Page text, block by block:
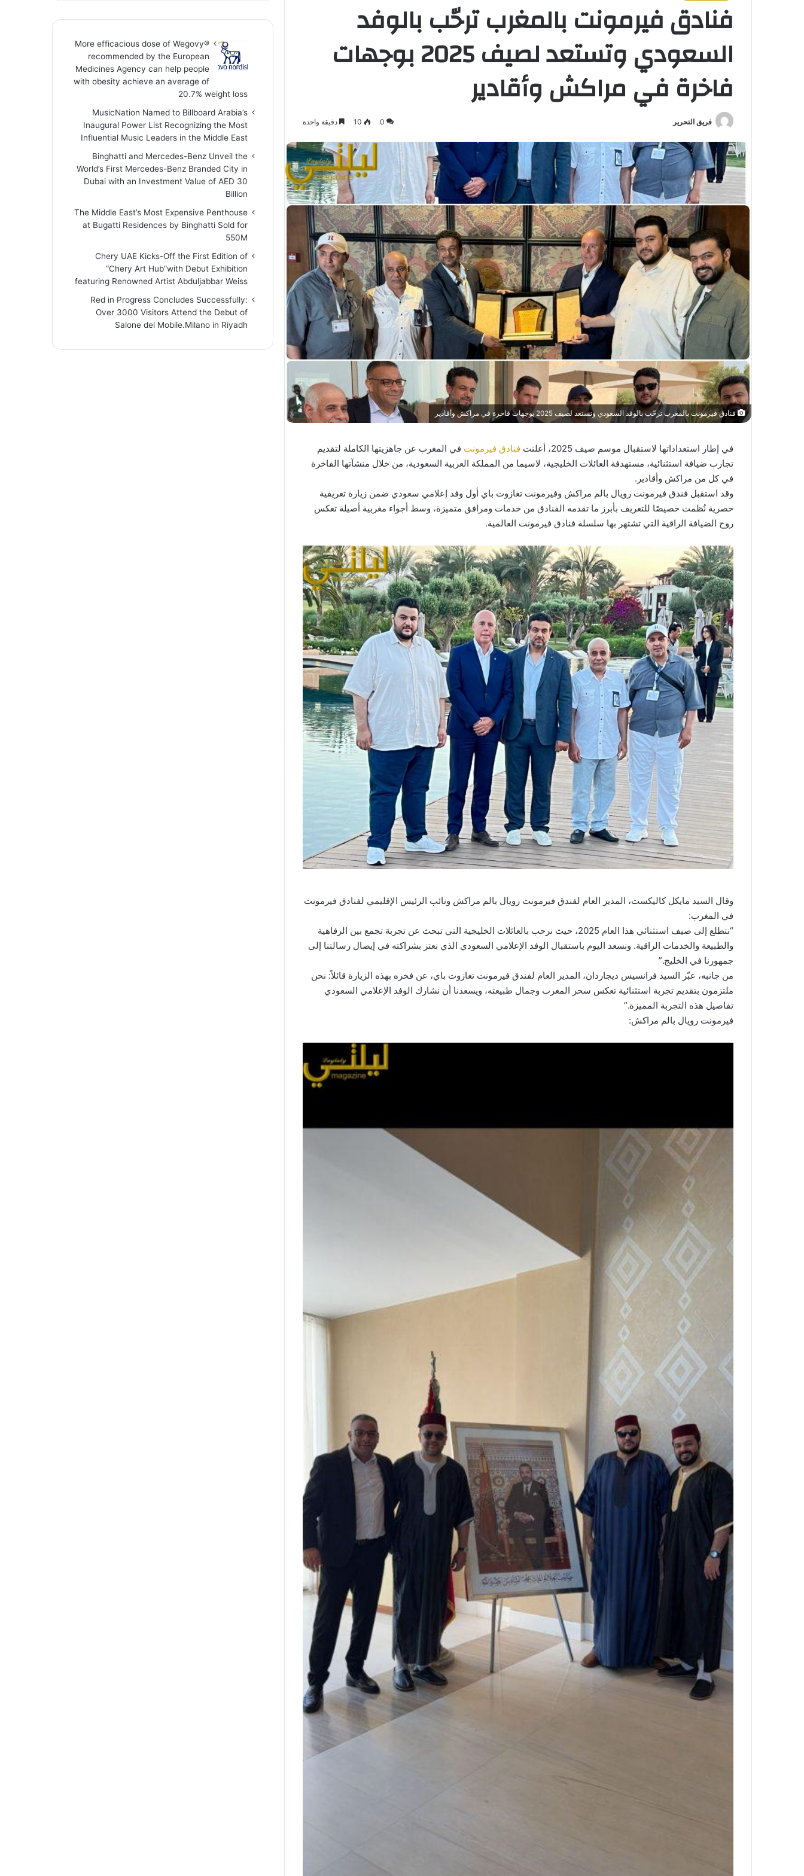
فنادق فيرمونت بالمغرب ترحّب بالوفد
السعودي وتستعد لصيف 2025 بوجهات
فاخرة في مراكش وأقادير
فريق التحرير 0
10 دقيقة واحدة
فنادق فيرمونت بالمغرب ترحّب بالوفد السعودي وتستعد لصيف 2025 بوجهات فاخرة في مراكش وأقادير
في إطار استعداداتها لاستقبال موسم صيف 2025، أعلنت فنادق فيرمونت في المغرب عن جاهزيتها الكاملة لتقديم
تجارب ضيافة استثنائية، مستهدفة العائلات الخليجية، لاسيما من المملكة العربية السعودية، من خلال منشآتها الفاخرة
في كل من مراكش وأقادير.
وقد استقبل فندق فيرمونت رويال بالم مراكش وفيرمونت تغازوت باي أول وفد إعلامي سعودي ضمن زيارة تعريفية
حصرية نُظمت خصيصًا للتعريف بأبرز ما تقدمه الفنادق من خدمات ومرافق متميزة، وسط أجواء مغربية أصيلة تعكس
روح الضيافة الراقية التي تشتهر بها سلسلة فنادق فيرمونت العالمية.
وقال السيد مايكل كاليكست، المدير العام لفندق فيرمونت رويال بالم مراكش ونائب الرئيس الإقليمي لفنادق فيرمونت
في المغرب:
“نتطلع إلى صيف استثنائي هذا العام 2025، حيث نرحب بالعائلات الخليجية التي تبحث عن تجربة تجمع بين الرفاهية
والطبيعة والخدمات الراقية. ونسعد اليوم باستقبال الوفد الإعلامي السعودي الذي نعتز بشراكته في إيصال رسالتنا إلى
جمهورنا في الخليج.”
من جانبه، عبّر السيد فرانسيس ديجاردان، المدير العام لفندق فيرمونت تغازوت باي، عن فخره بهذه الزيارة قائلاً: نحن
ملتزمون بتقديم تجربة استثنائية تعكس سحر المغرب وجمال طبيعته، ويسعدنا أن نشارك الوفد الإعلامي السعودي
تفاصيل هذه التجربة المميزة.”
فيرمونت رويال بالم مراكش:
More efficacious dose of Wegovy®️
recommended by the European
Medicines Agency can help people
with obesity achieve an average of
20.7% weight loss
MusicNation Named to Billboard Arabia’s
Inaugural Power List Recognizing the Most
Influential Music Leaders in the Middle East
Binghatti and Mercedes-Benz Unveil the
World’s First Mercedes-Benz Branded City in
Dubai with an Investment Value of AED 30
Billion
The Middle East’s Most Expensive Penthouse
at Bugatti Residences by Binghatti Sold for
550M
Chery UAE Kicks-Off the First Edition of
“Chery Art Hub”with Debut Exhibition
featuring Renowned Artist Abduljabbar Weiss
Red in Progress Concludes Successfully:
Over 3000 Visitors Attend the Debut of
Salone del Mobile.Milano in Riyadh